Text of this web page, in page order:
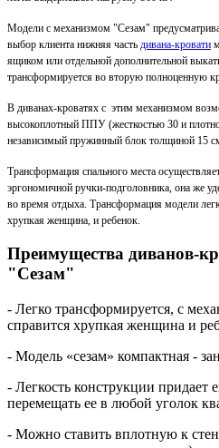
Модели с механизмом "Сезам"
выбор клиента нижняя часть дивана-кровати
ящиком или отдельной дополнительной
трансформируется во вторую полноценную
В диванах-кроватях с этим механизмом
высокоплотный ППУ (жесткостью 30 и
независимый пружинный блок толщиной 15
Трансформация спального места
эргономичной ручки-подголовника, она же
во время отдыха. Трансформация модели
хрупкая женщина, и ребенок.
Преимущества диванов-
"Сезам"
- Легко трансформируется, с
справится хрупкая женщина и
- Модель «сезам» компактная -
- Легкость конструкции придает
перемещать ее в любой уголок
- Можно ставить вплотную к